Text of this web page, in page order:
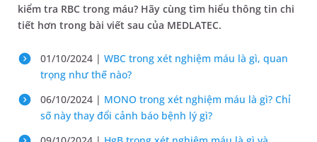
kiểm tra RBC trong máu? Hãy cùng tìm hiểu thông tin chi
tiết hơn trong bài viết sau của MEDLATEC.
01/10/2024 | WBC trong xét nghiệm máu là gì, quan
trọng như thế nào?
06/10/2024 | MONO trong xét nghiệm máu là gì? Chỉ
số này thay đổi cảnh báo bệnh lý gì?